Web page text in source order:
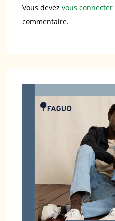
Vous devez vous connecter
commentaire.